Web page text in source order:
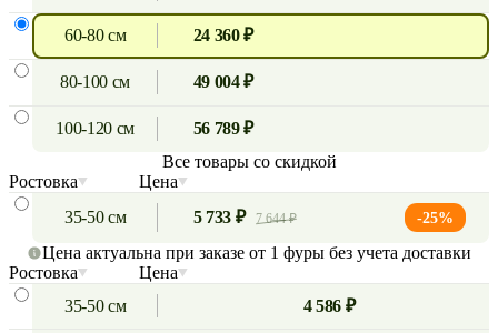
60-80 см 24 360 ₽
80-100 см 49 004 ₽
100-120 см
56 789 ₽
Все товары со скидкой
Ростовка
Цена
35-50 см
5 733 ₽ 7 644 ₽ -25%
Цена актуальна при заказе от 1 фуры без учета доставки
Ростовка
Цена
35-50 см
4 586 ₽